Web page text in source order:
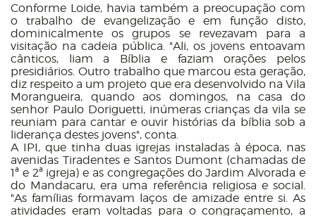
Conforme Loide, havia também a preocupação com
o trabalho de evangelização e em função disto,
dominicalmente os grupos se revezavam para a
visitação na cadeia pública. "Ali, os jovens entoavam
cânticos, liam a Bíblia e faziam orações pelos
presidiários. Outro trabalho que marcou esta geração,
diz respeito a um projeto que era desenvolvido na Vila
Morangueira, quando aos domingos, na casa do
senhor Paulo Doriguetti, inúmeras crianças da vila se
reuniam para cantar e ouvir histórias da bíblia sob a
liderança destes jovens", conta.
A IPI, que tinha duas igrejas instaladas à época, nas
avenidas Tiradentes e Santos Dumont (chamadas de
1ª e 2ª igreja) e as congregações do Jardim Alvorada e
do Mandacaru, era uma referência religiosa e social.
"As famílias formavam laços de amizade entre si. As
atividades eram voltadas para o congraçamento, a